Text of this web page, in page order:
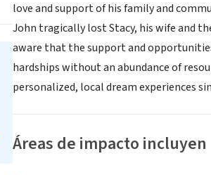
love and support of his family and
John tragically lost Stacy, his wife and
aware that the support and
hardships without an abundance of
personalized, local dream experiences
Áreas de impacto incluyen